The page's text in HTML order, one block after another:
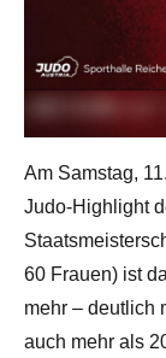
Am Samstag,
Judo-Highlight
60 Frauen) ist
mehr – deutlich
auch mehr als